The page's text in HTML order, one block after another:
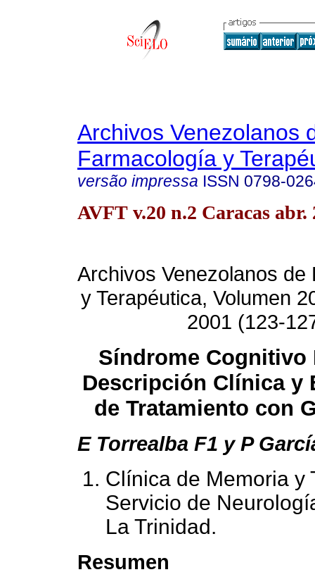
Archivos Venezolanos
Farmacología y
versão impressa ISSN 0798-
AVFT v.20 n.2 Caracas abr.
Archivos Venezolanos de
y Terapéutica, Volumen
2001 (123-
Síndrome Cognitivo
Descripción Clínica y
de Tratamiento con
E Torrealba F1 y P
Clínica de Memoria y
Servicio de
La Trinidad.
Resumen